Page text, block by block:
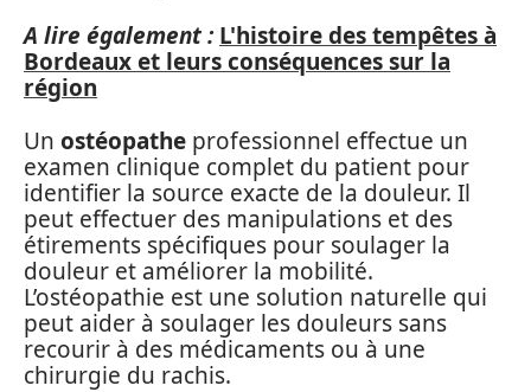
A lire également : L'histoire des tempêtes à
Bordeaux et leurs conséquences sur la
région
Un ostéopathe professionnel effectue un
examen clinique complet du patient pour
identifier la source exacte de la douleur. Il
peut effectuer des manipulations et des
étirements spécifiques pour soulager la
douleur et améliorer la mobilité.
L’ostéopathie est une solution naturelle qui
peut aider à soulager les douleurs sans
recourir à des médicaments ou à une
chirurgie du rachis.